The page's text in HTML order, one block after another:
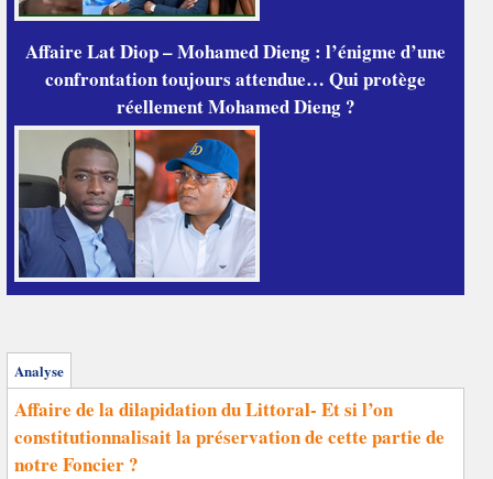
Affaire Lat Diop – Mohamed Dieng : l’énigme d’une
confrontation toujours attendue… Qui protège
réellement Mohamed Dieng ?
Analyse
Affaire de la dilapidation du Littoral- Et si l’on
constitutionnalisait la préservation de cette partie de
notre Foncier ?